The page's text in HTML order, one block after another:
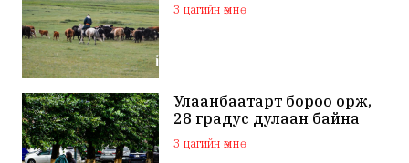
3 цагийн өмнө
Улаанбаатарт бороо орж,
28 градус дулаан байна
3 цагийн өмнө